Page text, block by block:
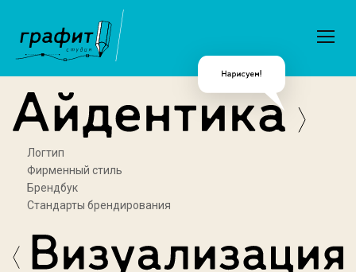
Логтип
Фирменный стиль
Брендбук
Стандарты брендирования